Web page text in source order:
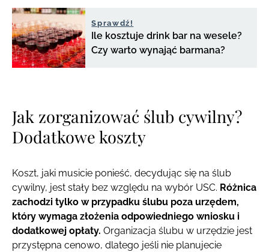
Sprawdź!
Ile kosztuje drink bar na wesele?
Czy warto wynająć barmana?
Jak zorganizować ślub cywilny?
Dodatkowe koszty
Koszt, jaki musicie ponieść, decydując się na ślub
cywilny, jest stały bez względu na wybór USC. Różnica
zachodzi tylko w przypadku ślubu poza urzędem,
który wymaga złożenia odpowiedniego wniosku i
dodatkowej opłaty. Organizacja ślubu w urzędzie jest
przystępna cenowo, dlatego jeśli nie planujecie